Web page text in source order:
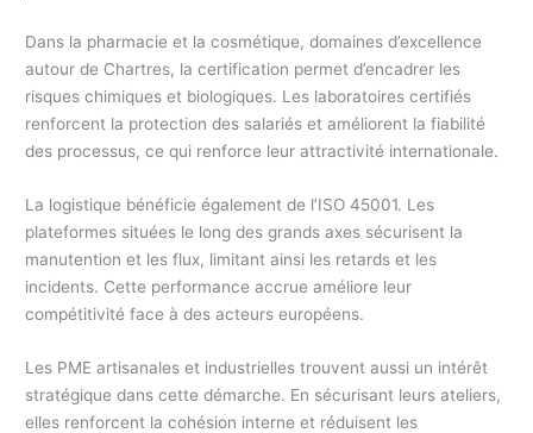
Dans la pharmacie et la cosmétique, domaines d’excellence
autour de Chartres, la certification permet d’encadrer les
risques chimiques et biologiques. Les laboratoires certifiés
renforcent la protection des salariés et améliorent la fiabilité
des processus, ce qui renforce leur attractivité internationale.
La logistique bénéficie également de l’ISO 45001. Les
plateformes situées le long des grands axes sécurisent la
manutention et les flux, limitant ainsi les retards et les
incidents. Cette performance accrue améliore leur
compétitivité face à des acteurs européens.
Les PME artisanales et industrielles trouvent aussi un intérêt
stratégique dans cette démarche. En sécurisant leurs ateliers,
elles renforcent la cohésion interne et réduisent les